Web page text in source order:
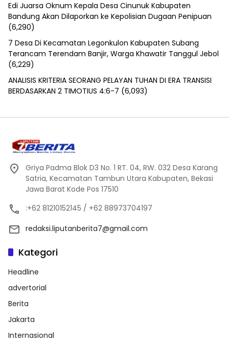
Edi Juarsa Oknum Kepala Desa Cinunuk Kabupaten
Bandung Akan Dilaporkan ke Kepolisian Dugaan Penipuan
(6,290)
7 Desa Di Kecamatan Legonkulon Kabupaten Subang
Terancam Terendam Banjir, Warga Khawatir Tanggul Jebol
(6,229)
ANALISIS KRITERIA SEORANG PELAYAN TUHAN DI ERA TRANSISI
BERDASARKAN 2 TIMOTIUS 4:6-7 (6,093)
Griya Padma Blok D3 No. 1 RT. 04, RW. 032 Desa Karang
Satria, Kecamatan Tambun Utara Kabupaten, Bekasi
Jawa Barat Kode Pos 17510
:+62 81210152145 / +62 88973704197
redaksi.liputanberita7@gmail.com
Kategori
Headline
advertorial
Berita
Jakarta
Internasional